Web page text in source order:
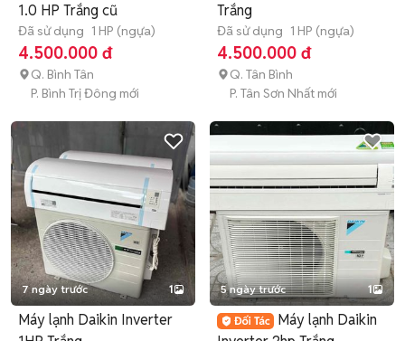
1.0 HP Trắng cũ
Đã sử dụng 1 HP (ngựa)
4.500.000 đ
Q. Bình Tân
P. Bình Trị Đông mới
Trắng
Đã sử dụng 1 HP (ngựa)
4.500.000 đ
Q. Tân Bình
P. Tân Sơn Nhất mới
7 ngày trước 1
Máy lạnh Daikin Inverter
5 ngày trước 1
Máy lạnh Daikin